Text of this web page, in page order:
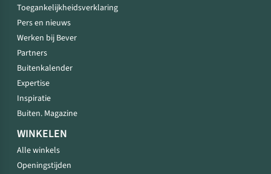
Toegankelijkheidsverklaring
Pers en nieuws
Werken bij Bever
Partners
Buitenkalender
Expertise
Inspiratie
Buiten. Magazine
WINKELEN
Alle winkels
Openingstijden